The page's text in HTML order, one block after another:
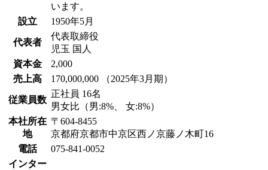
います。
設立
1950年5月
代表者
代表取締役
児玉 国人
資本金
2,000
売上高
170,000,000 （2025年3月期）
従業員数
正社員 16名
男女比（男:8%、 女:8%）
本社所在
地
〒604-8455
京都府京都市中京区西ノ京藤ノ木町16
電話
075-841-0052
インター